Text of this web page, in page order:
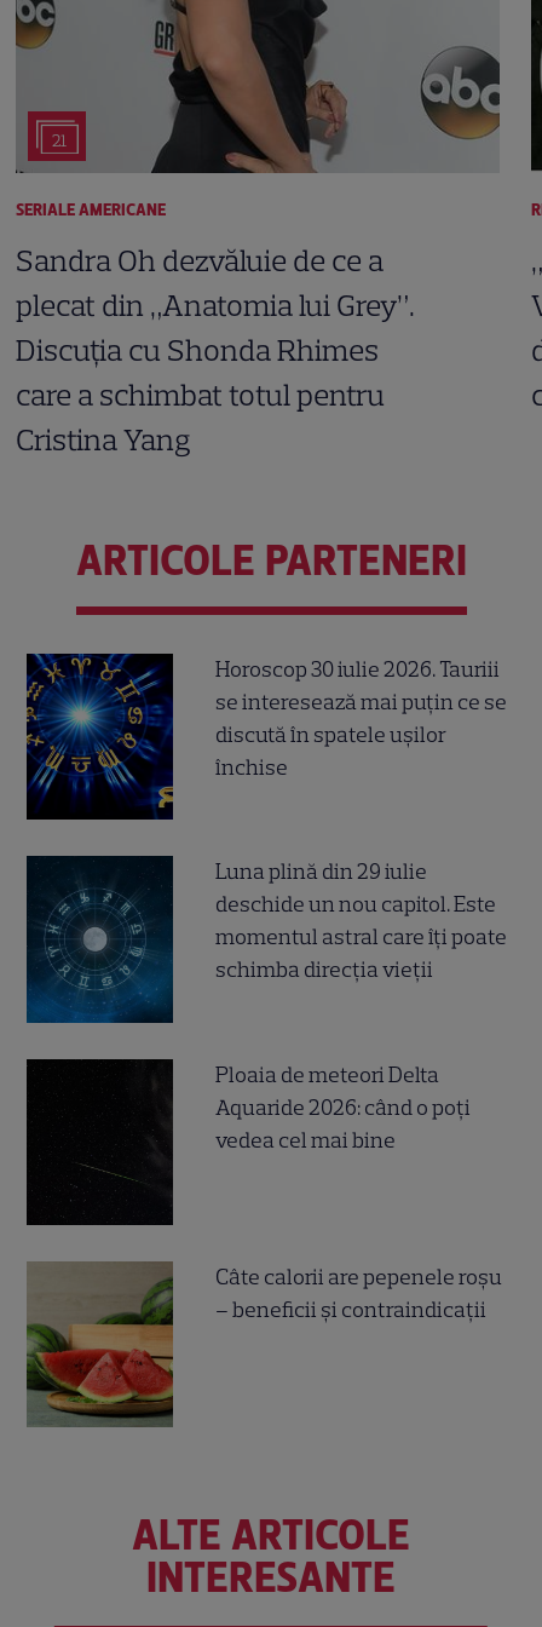
21
SERIALE AMERICANE
Sandra Oh dezvăluie de ce a
plecat din „Anatomia lui Grey”.
Discuția cu Shonda Rhimes
care a schimbat totul pentru
Cristina Yang
ARTICOLE PARTENERI
Horoscop 30 iulie 2026. Tauriii
se interesează mai puțin ce se
discută în spatele ușilor
închise
Luna plină din 29 iulie
deschide un nou capitol. Este
momentul astral care îți poate
schimba direcția vieții
Ploaia de meteori Delta
Aquaride 2026: când o poți
vedea cel mai bine
Câte calorii are pepenele roșu
– beneficii și contraindicații
ALTE ARTICOLE
INTERESANTE